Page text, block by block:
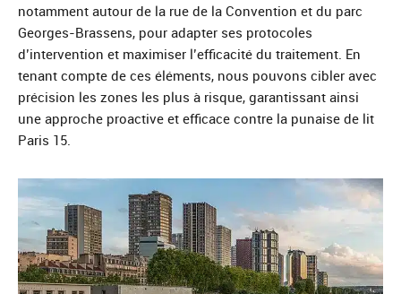
notamment autour de la rue de la Convention et du parc
Georges-Brassens, pour adapter ses protocoles
d’intervention et maximiser l’efficacité du traitement. En
tenant compte de ces éléments, nous pouvons cibler avec
précision les zones les plus à risque, garantissant ainsi
une approche proactive et efficace contre la punaise de lit
Paris 15.